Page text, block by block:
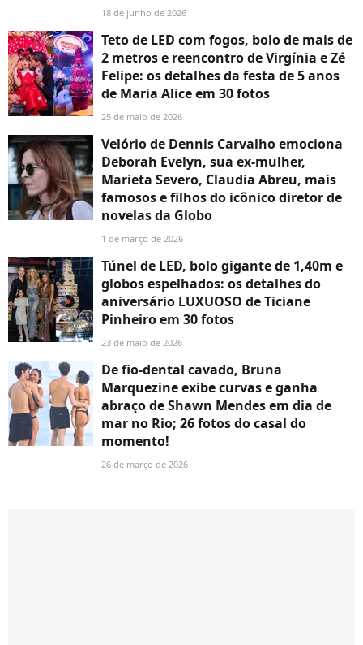
18 de junho de 2026
Teto de LED com fogos, bolo de mais de
2 metros e reencontro de Virgínia e Zé
Felipe: os detalhes da festa de 5 anos
de Maria Alice em 30 fotos
25 de maio de 2026
Velório de Dennis Carvalho emociona
Deborah Evelyn, sua ex-mulher,
Marieta Severo, Claudia Abreu, mais
famosos e filhos do icônico diretor de
novelas da Globo
1 de março de 2026
Túnel de LED, bolo gigante de 1,40m e
globos espelhados: os detalhes do
aniversário LUXUOSO de Ticiane
Pinheiro em 30 fotos
23 de maio de 2026
De fio-dental cavado, Bruna
Marquezine exibe curvas e ganha
abraço de Shawn Mendes em dia de
mar no Rio; 26 fotos do casal do
momento!
26 de março de 2026